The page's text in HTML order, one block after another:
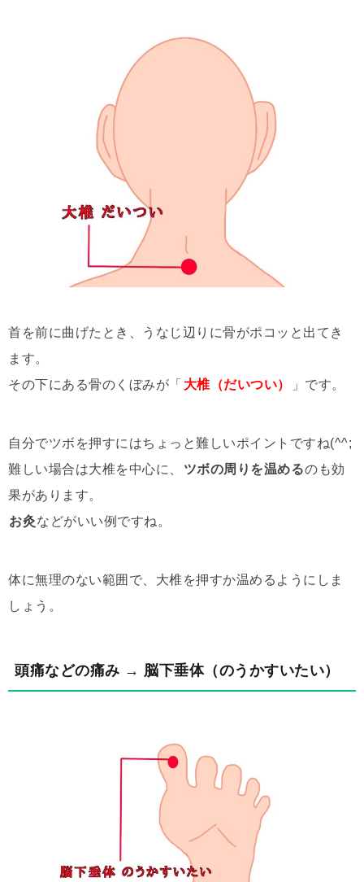
首を前に曲げたとき、うなじ辺りに骨がポコッと出てき
ます。
その下にある骨のくぼみが「 大椎（だいつい） 」です。
自分でツボを押すにはちょっと難しいポイントですね(^^;
難しい場合は大椎を中心に、
ツボの周りを温めるのも効
果があります。
お灸などがいい例ですね。
体に無理のない範囲で、大椎を押すか温めるようにしま
しょう。
頭痛などの痛み → 脳下垂体（のうかすいたい）